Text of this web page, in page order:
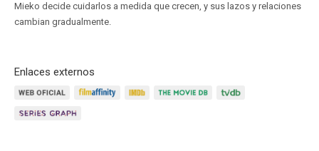
Mieko decide cuidarlos a medida que crecen, y sus lazos y relaciones
cambian gradualmente.
Enlaces externos